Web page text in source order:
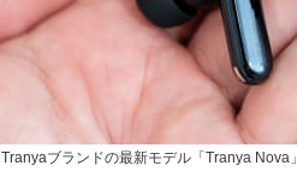
Tranyaブランドの最新モデル「Tranya Nova」